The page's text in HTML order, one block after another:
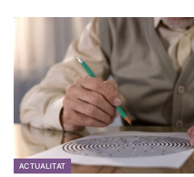
ACTUALITAT